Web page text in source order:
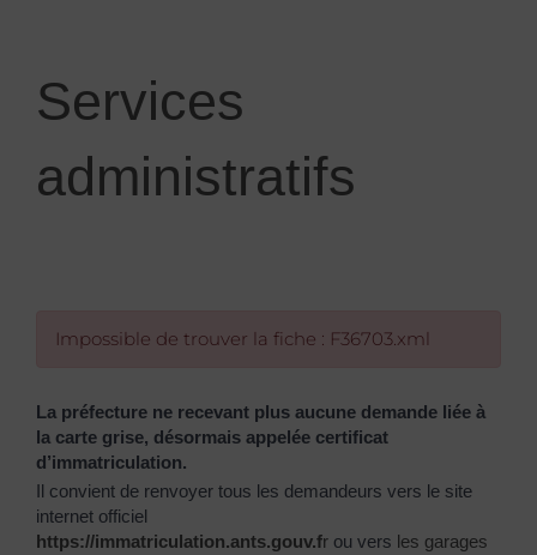
Services
administratifs
Impossible de trouver la fiche : F36703.xml
La préfecture ne recevant plus aucune demande liée à
la carte grise, désormais appelée certificat
d’immatriculation.
Il convient de renvoyer tous les demandeurs vers le site
internet officiel
https://immatriculation.ants.gouv.fr ou vers les garages